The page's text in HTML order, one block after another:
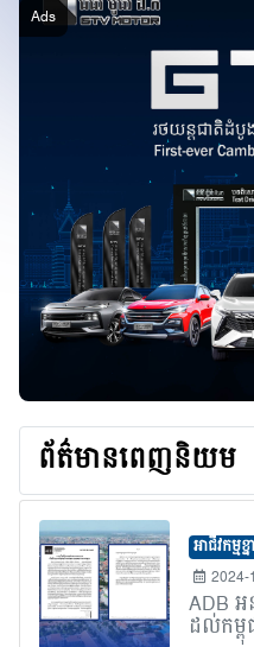
ព័ត៌មានពេញនិយម
អាជីវកម្ម
2024-
ADB
ដល់កម្ពុ